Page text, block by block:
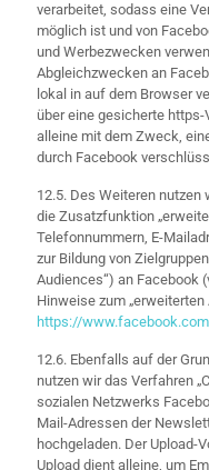
verarbeitet, sodass eine
möglich ist und von
und Werbezwecken
Abgleichzwecken an
lokal in auf dem Browser
über eine gesicherte
alleine mit dem Zweck,
durch Facebook
12.5. Des Weiteren nutzen
die Zusatzfunktion
Telefonnummern, E-
zur Bildung von
Audiences“) an Facebook
Hinweise zum „erweiterten
https://
12.6. Ebenfalls auf der
nutzen wir das Verfahren
sozialen Netzwerks
Mail-Adressen der
hochgeladen. Der Upload-
Upload dient alleine, um